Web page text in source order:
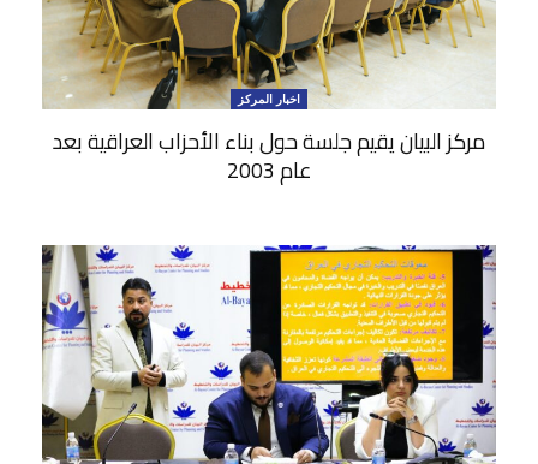
اخبار المركز
مركز البيان يقيم جلسة حول بناء الأحزاب العراقية بعد
عام 2003